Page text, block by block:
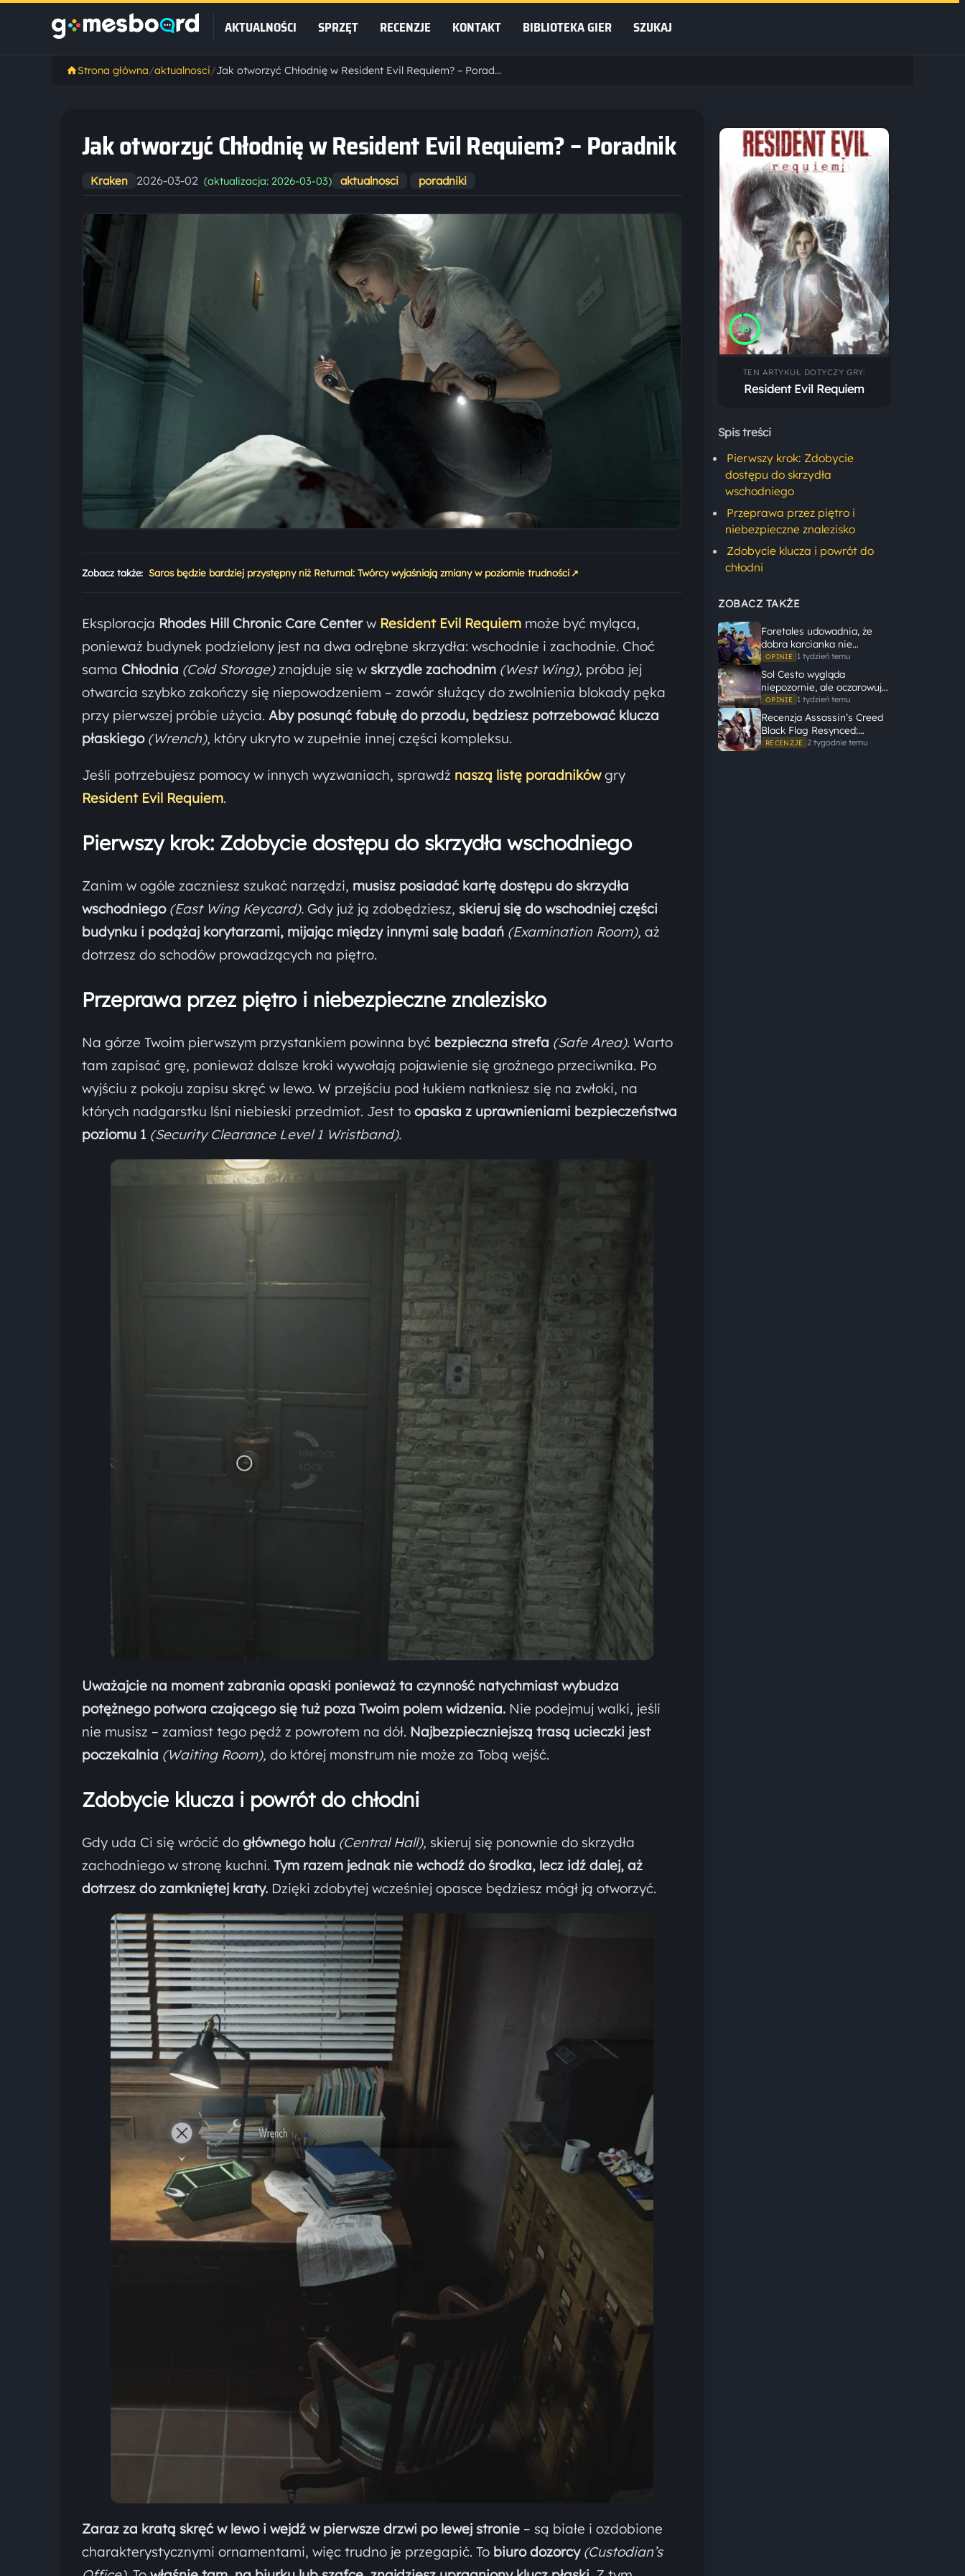
AKTUALNOŚCI SPRZĘT RECENZJE KONTAKT BIBLIOTEKA GIER SZUKAJ
Strona główna/aktualnosci/ Jak otworzyć Chłodnię w Resident Evil Requiem? – Poradnik
Jak otworzyć Chłodnię w Resident Evil Requiem? – Poradnik
Kraken 2026-03-02 (aktualizacja: 2026-03-03) aktualnosci poradniki
Zobacz także: Saros będzie bardziej przystępny niż Returnal: Twórcy wyjaśniają zmiany w poziomie trudności ↗
Eksploracja Rhodes Hill Chronic Care Centerw Resident Evil Requiem może być myląca,
ponieważ budynek podzielony jest na dwa odrębne skrzydła: wschodnie i zachodnie. Choć
sama Chłodnia (Cold Storage)znajduje się w skrzydle zachodnim (West Wing), próba jej
otwarcia szybko zakończy się niepowodzeniem – zawór służący do zwolnienia blokady pęka
przy pierwszej próbie użycia. Aby posunąć fabułę do przodu, będziesz potrzebować klucza
płaskiego(Wrench), który ukryto w zupełnie innej części kompleksu.
Jeśli potrzebujesz pomocy w innych wyzwaniach, sprawdź naszą listę poradnikówgry
Resident Evil Requiem.
Pierwszy krok: Zdobycie dostępu do skrzydła wschodniego
Zanim w ogóle zaczniesz szukać narzędzi, musisz posiadać kartę dostępu do skrzydła
wschodniego (East Wing Keycard). Gdy już ją zdobędziesz, skieruj się do wschodniej części
budynku i podążaj korytarzami, mijając między innymi salę badań (Examination Room), aż
dotrzesz do schodów prowadzących na piętro.
Przeprawa przez piętro i niebezpieczne znalezisko
Na górze Twoim pierwszym przystankiem powinna być bezpieczna strefa (Safe Area). Warto
tam zapisać grę, ponieważ dalsze kroki wywołają pojawienie się groźnego przeciwnika. Po
wyjściu z pokoju zapisu skręć w lewo. W przejściu pod łukiem natkniesz się na zwłoki, na
których nadgarstku lśni niebieski przedmiot. Jest to opaska z uprawnieniami bezpieczeństwa
poziomu 1 (Security Clearance Level 1 Wristband).
Uważajcie na moment zabrania opaski ponieważ ta czynność natychmiast wybudza
potężnego potwora czającego się tuż poza Twoim polem widzenia. Nie podejmuj walki, jeśli
nie musisz – zamiast tego pędź z powrotem na dół. Najbezpieczniejszą trasą ucieczki jest
poczekalnia (Waiting Room), do której monstrum nie może za Tobą wejść.
Zdobycie klucza i powrót do chłodni
Gdy uda Ci się wrócić do głównego holu (Central Hall), skieruj się ponownie do skrzydła
zachodniego w stronę kuchni. Tym razem jednak nie wchodź do środka, lecz idź dalej, aż
dotrzesz do zamkniętej kraty. Dzięki zdobytej wcześniej opasce będziesz mógł ją otworzyć.
Zaraz za kratą skręć w lewo i wejdź w pierwsze drzwi po lewej stronie – są białe i ozdobione
charakterystycznymi ornamentami, więc trudno je przegapić. To biuro dozorcy (Custodian’s
95
TEN ARTYKUŁ DOTYCZY GRY:
Resident Evil Requiem
Spis treści
Pierwszy krok: Zdobycie
dostępu do skrzydła
wschodniego
Przeprawa przez piętro i
niebezpieczne znalezisko
Zdobycie klucza i powrót do
chłodni
ZOBACZ TAKŻE
Foretales udowadnia, że
dobra karcianka nie
potrzebuje wielkiego
świata, żeby opowiedzieć
dużą historię
OPINIE 1 tydzień temu
Sol Cesto wygląda
niepozornie, ale oczarowuje
gameplayem
OPINIE 1 tydzień temu
Recenzja Assassin’s Creed
Black Flag Resynced:
Ubisoft tego nie zepsuł
RECENZJE 2 tygodnie temu